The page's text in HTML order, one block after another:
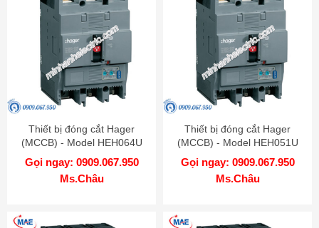
Thiết bị đóng cắt Hager
(MCCB) - Model HEH064U
Gọi ngay: 0909.067.950
Ms.Châu
Thiết bị đóng cắt Hager
(MCCB) - Model HEH051U
Gọi ngay: 0909.067.950
Ms.Châu